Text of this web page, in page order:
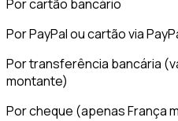
Por cartão bancário
Por PayPal ou cartão via
Por transferência bancária
montante)
Por cheque (apenas França